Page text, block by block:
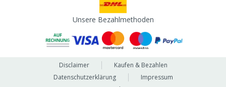
Unsere Bezahlmethoden
Disclaimer
Kaufen & Bezahlen
Datenschutzerklärung
Impressum